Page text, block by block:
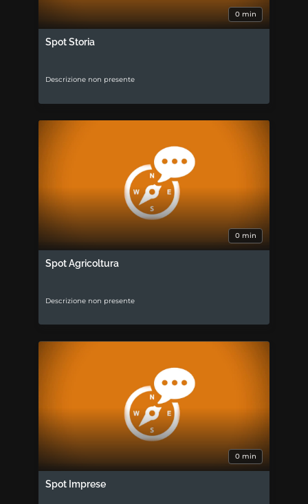
0 min
Spot Storia
Descrizione non presente
0 min
Spot Agricoltura
Descrizione non presente
0 min
Spot Imprese